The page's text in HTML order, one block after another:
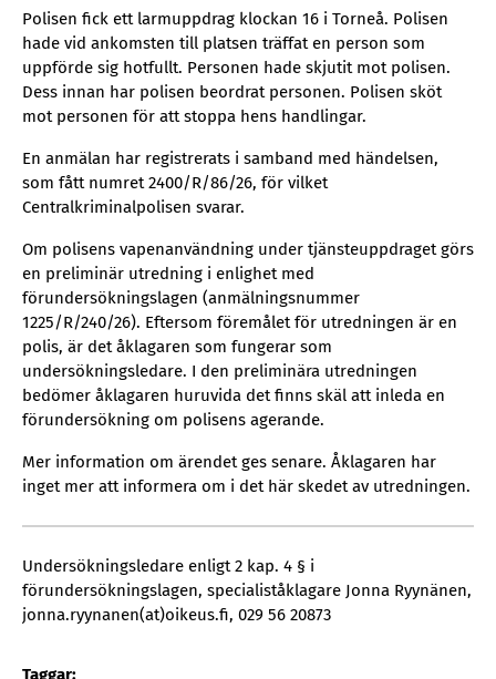
Polisen fick ett larmuppdrag klockan 16 i Torneå. Polisen
hade vid ankomsten till platsen träffat en person som
uppförde sig hotfullt. Personen hade skjutit mot polisen.
Dess innan har polisen beordrat personen. Polisen sköt
mot personen för att stoppa hens handlingar.
En anmälan har registrerats i samband med händelsen,
som fått numret 2400/R/86/26, för vilket
Centralkriminalpolisen svarar.
Om polisens vapenanvändning under tjänsteuppdraget görs
en preliminär utredning i enlighet med
förundersökningslagen (anmälningsnummer
1225/R/240/26). Eftersom föremålet för utredningen är en
polis, är det åklagaren som fungerar som
undersökningsledare. I den preliminära utredningen
bedömer åklagaren huruvida det finns skäl att inleda en
förundersökning om polisens agerande.
Mer information om ärendet ges senare. Åklagaren har
inget mer att informera om i det här skedet av utredningen.
Undersökningsledare enligt 2 kap. 4 § i
förundersökningslagen, specialiståklagare Jonna Ryynänen,
jonna.ryynanen(at)oikeus.fi, 029 56 20873
Taggar: